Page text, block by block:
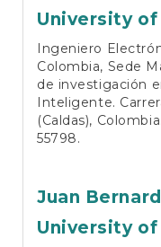
University of
Ingeniero
Colombia, Sede
de investigación
Inteligente.
(Caldas),
55798.
Juan
University of